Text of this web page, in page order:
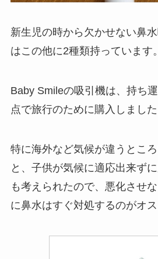
新生児の時から欠かせない鼻
はこの他に2種類持っています。
Baby Smileの吸引機は、持ち
点で旅行のために購入しました
特に海外など気候が違うとこ
と、子供が気候に適応出来ず
も考えられたので、悪化させ
に鼻水はすぐ対処するのがオス